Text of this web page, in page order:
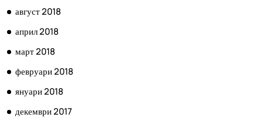
август 2018
април 2018
март 2018
февруари 2018
януари 2018
декември 2017